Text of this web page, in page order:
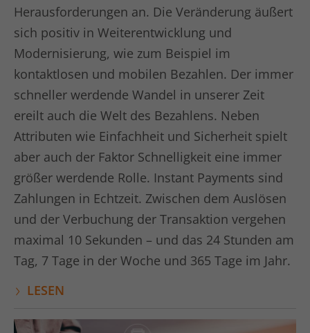
Herausforderungen an. Die Veränderung äußert
sich positiv in Weiterentwicklung und
Modernisierung, wie zum Beispiel im
kontaktlosen und mobilen Bezahlen. Der immer
schneller werdende Wandel in unserer Zeit
ereilt auch die Welt des Bezahlens. Neben
Attributen wie Einfachheit und Sicherheit spielt
aber auch der Faktor Schnelligkeit eine immer
größer werdende Rolle. Instant Payments sind
Zahlungen in Echtzeit. Zwischen dem Auslösen
und der Verbuchung der Transaktion vergehen
maximal 10 Sekunden – und das 24 Stunden am
Tag, 7 Tage in der Woche und 365 Tage im Jahr.
LESEN